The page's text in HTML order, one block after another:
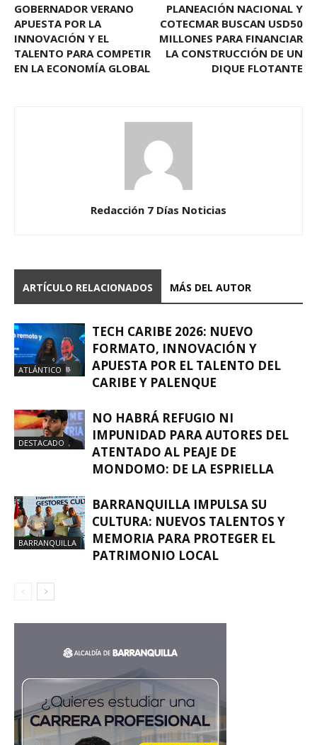
GOBERNADOR VERANO
APUESTA POR LA
INNOVACIÓN Y EL
TALENTO PARA COMPETIR
EN LA ECONOMÍA GLOBAL
PLANEACIÓN NACIONAL Y
COTECMAR BUSCAN USD50
MILLONES PARA FINANCIAR
LA CONSTRUCCIÓN DE UN
DIQUE FLOTANTE
Redacción 7 Días Noticias
ARTÍCULO RELACIONADOS MÁS DEL AUTOR
ATLÁNTICO
TECH CARIBE 2026: NUEVO
FORMATO, INNOVACIÓN Y
APUESTA POR EL TALENTO DEL
CARIBE Y PALENQUE
DESTACADO
NO HABRÁ REFUGIO NI
IMPUNIDAD PARA AUTORES DEL
ATENTADO AL PEAJE DE
MONDOMO: DE LA ESPRIELLA
BARRANQUILLA
BARRANQUILLA IMPULSA SU
CULTURA: NUEVOS TALENTOS Y
MEMORIA PARA PROTEGER EL
PATRIMONIO LOCAL